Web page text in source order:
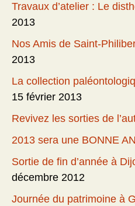
Travaux d’atelier : Le
2013
Nos Amis de Saint-
2013
La collection
15 février 2013
Revivez les sorties de
2013 sera une BONNE
Sortie de fin d’année à
décembre 2012
Journée du patrimoine à